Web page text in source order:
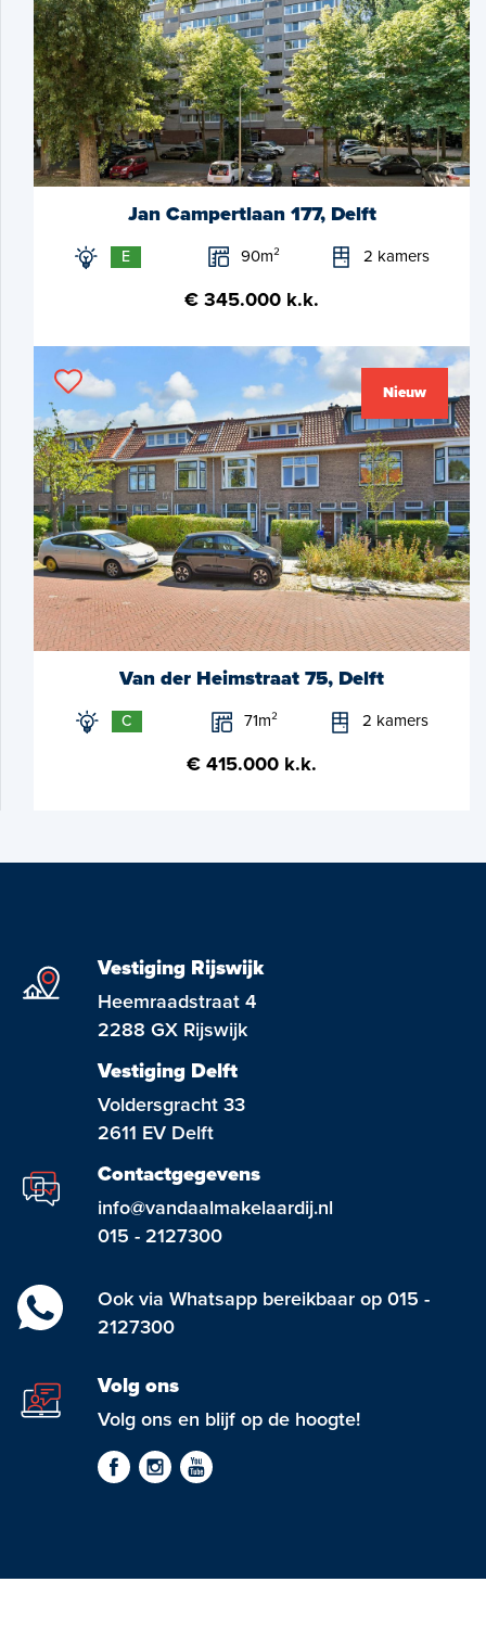
Jan Campertlaan 177, Delft
E 90m² 2 kamers
€ 345.000 k.k.
Nieuw
Van der Heimstraat 75, Delft
C 71m² 2 kamers
€ 415.000 k.k.
Vestiging Rijswijk
Heemraadstraat 4
2288 GX Rijswijk
Vestiging Delft
Voldersgracht 33
2611 EV Delft
Contactgegevens
info@vandaalmakelaardij.nl
015 - 2127300
Ook via Whatsapp bereikbaar op 015 -
2127300
Volg ons
Volg ons en blijf op de hoogte!